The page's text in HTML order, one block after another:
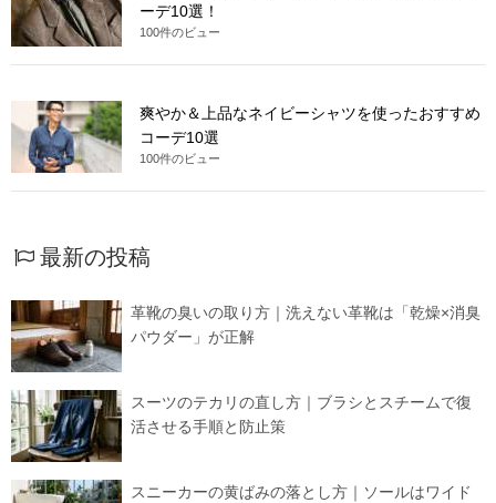
ーデ10選！
100件のビュー
爽やか＆上品なネイビーシャツを使ったおすすめ
コーデ10選
100件のビュー
最新の投稿
革靴の臭いの取り方｜洗えない革靴は「乾燥×消臭
パウダー」が正解
スーツのテカリの直し方｜ブラシとスチームで復
活させる手順と防止策
スニーカーの黄ばみの落とし方｜ソールはワイド